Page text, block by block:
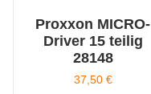
Proxxon MICRO-
Driver 15 teilig
28148
37,50 €